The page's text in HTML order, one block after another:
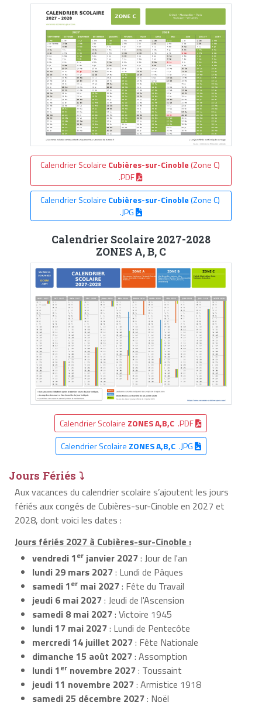
Calendrier Scolaire Cubières-sur-Cinoble (Zone C)
.PDF
Calendrier Scolaire Cubières-sur-Cinoble(Zone C)
.JPG
Calendrier Scolaire 2027-2028
ZONES A, B, C
Calendrier Scolaire ZONES A,B,C .PDF
Calendrier Scolaire ZONES A,B,C.JPG
Jours Fériés ⤵
Aux vacances du calendrier scolaire s’ajoutent les jours
fériés aux congés de Cubières-sur-Cinoble en 2027 et
2028, dont voici les dates :
Jours fériés 2027 à Cubières-sur-Cinoble :
vendredi 1er janvier 2027: Jour de l'an
lundi 29 mars 2027: Lundi de Pâques
samedi 1er mai 2027: Fête du Travail
jeudi 6 mai 2027: Jeudi de l'Ascension
samedi 8 mai 2027: Victoire 1945
lundi 17 mai 2027: Lundi de Pentecôte
mercredi 14 juillet 2027: Fête Nationale
dimanche 15 août 2027: Assomption
lundi 1er novembre 2027: Toussaint
jeudi 11 novembre 2027: Armistice 1918
samedi 25 décembre 2027: Noël